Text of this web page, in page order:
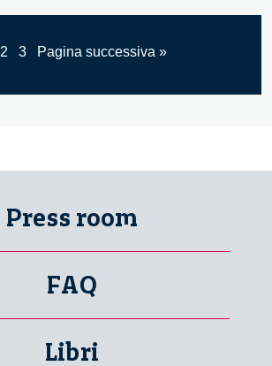
2 3 Pagina successiva »
Press room
FAQ
Libri